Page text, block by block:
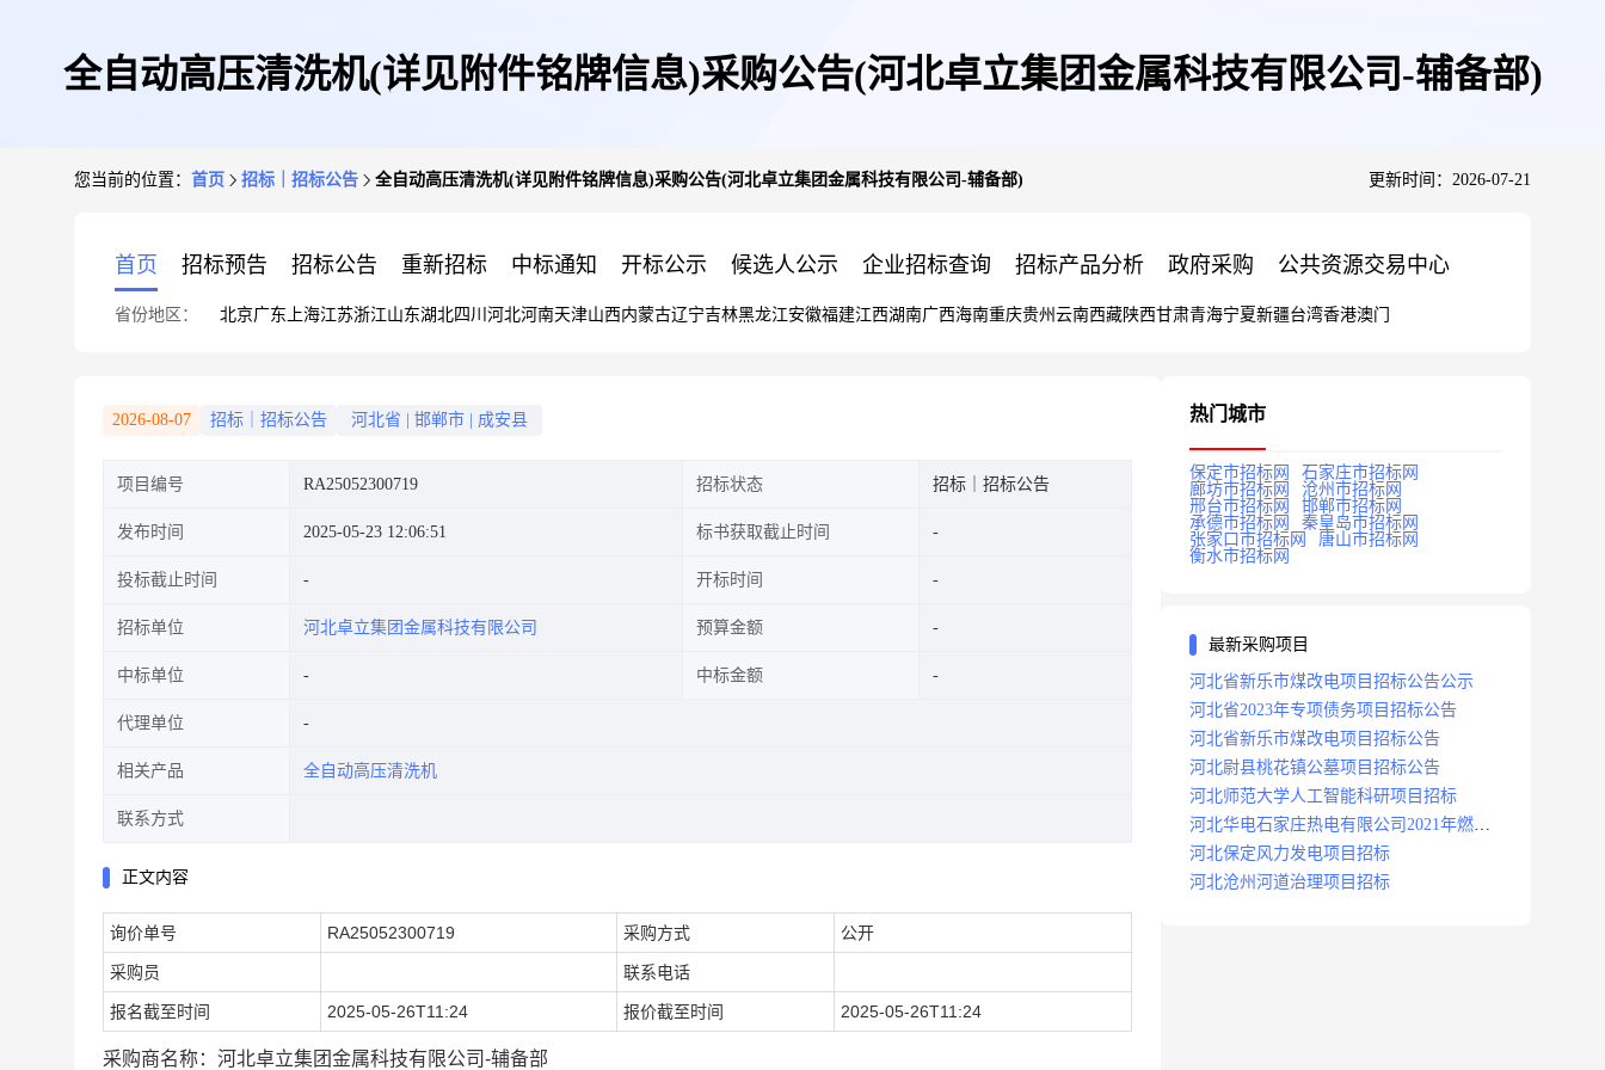
全自动高压清洗机(详见附件铭牌信息)采购公告(河北卓立集团金属科技有限公司-辅备部)
您当前的位置： 首页 招标｜招标公告 全自动高压清洗机(详见附件铭牌信息)采购公告(河北卓立集团金属科技有限公司-辅备部) 更新时间：2026-07-21
首页 招标预告 招标公告 重新招标 中标通知 开标公示 候选人公示 企业招标查询 招标产品分析 政府采购 公共资源交易中心
省份地区： 北京广东 上海江苏浙江山东湖北四川 河北河南天津山西内蒙古辽宁吉林黑龙江安徽福建江西湖南广西海南重庆贵州 云南西藏陕西甘肃青海宁夏新疆台湾香港澳门
2026-08-07 招标｜招标公告 河北省 邯郸市 成安县
项目编号 RA25052300719 招标状态 招标｜招标公告
发布时间 2025-05-23 12:06:51 标书获取截止时间
投标截止时间 开标时间
招标单位 河北卓立集团金属科技有限公司 预算金额
中标单位 中标金额
代理单位
相关产品 全自动高压清洗机
联系方式
正文内容
询价单号 RA25052300719 采购方式 公开
采购员 联系电话
报名截至时间 2025-05-26T11:24 报价截至时间 2025-05-26T11:24
采购商名称：河北卓立集团金属科技有限公司-辅备部
热门城市
保定市招标网
石家庄市招标网
廊坊市招标网
沧州市招标网
邢台市招标网
邯郸市招标网
承德市招标网
秦皇岛市招标网
张家口市招标网
唐山市招标网
衡水市招标网
最新采购项目
河北省新乐市煤改电项目招标公告公示
河北省2023年专项债务项目招标公告
河北省新乐市煤改电项目招标公告
河北尉县桃花镇公墓项目招标公告
河北师范大学人工智能科研项目招标
河北华电石家庄热电有限公司2021年燃料
分场辅助运行项目招标公告
河北保定风力发电项目招标
河北沧州河道治理项目招标